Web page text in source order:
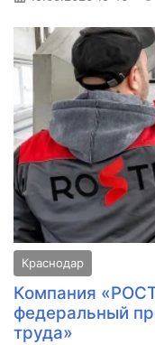
Краснодар
Компания
федеральный
труда»